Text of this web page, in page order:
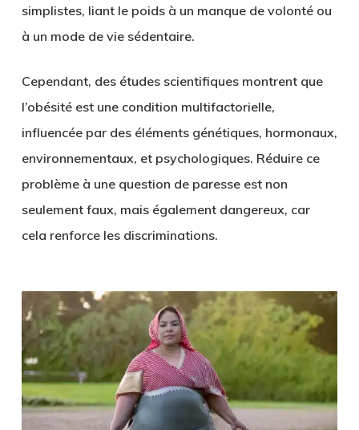
simplistes, liant le poids à un manque de volonté ou
à un mode de vie sédentaire.
Cependant, des études scientifiques montrent que
l’obésité est une condition multifactorielle,
influencée par des éléments génétiques, hormonaux,
environnementaux, et psychologiques. Réduire ce
problème à une question de paresse est non
seulement faux, mais également dangereux, car
cela renforce les discriminations.